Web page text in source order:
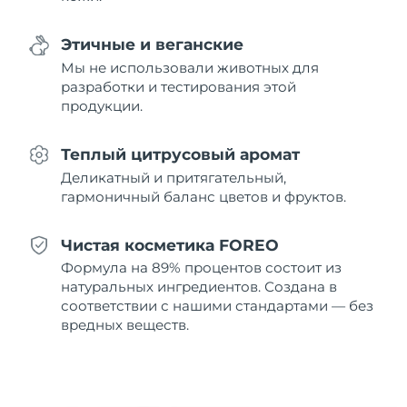
Этичные и веганские
Мы не использовали животных для
разработки и тестирования этой
продукции.
Теплый цитрусовый аромат
Деликатный и притягательный,
гармоничный баланс цветов и фруктов.
Чистая косметика FOREO
Формула на 89% процентов состоит из
натуральных ингредиентов. Создана в
соответствии с нашими стандартами — без
вредных веществ.
Нидерланды
Ожидаемая дата доставки
Новая Зеландия
Норвегия
Ожидаемая дата доставки
Ожидаемая дата доставки
Филиппины
14/08/2026
Польша
Ожидаемая дата доставки